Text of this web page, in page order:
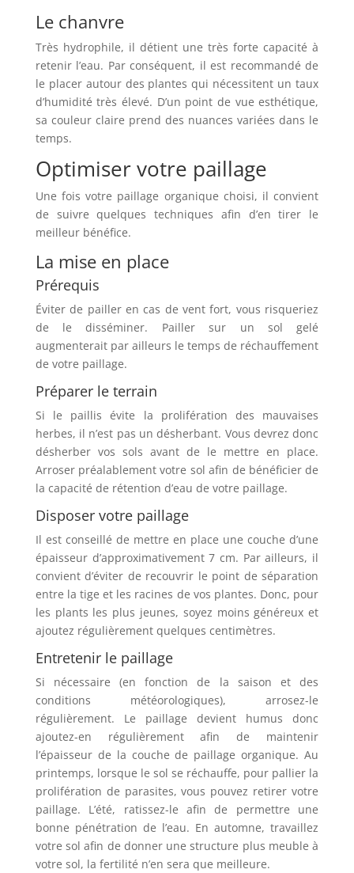
Le chanvre
Très hydrophile, il détient une très forte capacité à
retenir l’eau. Par conséquent, il est recommandé de
le placer autour des plantes qui nécessitent un taux
d’humidité très élevé. D’un point de vue esthétique,
sa couleur claire prend des nuances variées dans le
temps.
Optimiser votre paillage
Une fois votre paillage organique choisi, il convient
de suivre quelques techniques afin d’en tirer le
meilleur bénéfice.
La mise en place
Prérequis
Éviter de pailler en cas de vent fort, vous risqueriez
de le disséminer. Pailler sur un sol gelé
augmenterait par ailleurs le temps de réchauffement
de votre paillage.
Préparer le terrain
Si le paillis évite la prolifération des mauvaises
herbes, il n’est pas un désherbant. Vous devrez donc
désherber vos sols avant de le mettre en place.
Arroser préalablement votre sol afin de bénéficier de
la capacité de rétention d’eau de votre paillage.
Disposer votre paillage
Il est conseillé de mettre en place une couche d’une
épaisseur d’approximativement 7 cm. Par ailleurs, il
convient d’éviter de recouvrir le point de séparation
entre la tige et les racines de vos plantes. Donc, pour
les plants les plus jeunes, soyez moins généreux et
ajoutez régulièrement quelques centimètres.
Entretenir le paillage
Si nécessaire (en fonction de la saison et des
conditions météorologiques), arrosez-le
régulièrement. Le paillage devient humus donc
ajoutez-en régulièrement afin de maintenir
l’épaisseur de la couche de paillage organique. Au
printemps, lorsque le sol se réchauffe, pour pallier la
prolifération de parasites, vous pouvez retirer votre
paillage. L’été, ratissez-le afin de permettre une
bonne pénétration de l’eau. En automne, travaillez
votre sol afin de donner une structure plus meuble à
votre sol, la fertilité n’en sera que meilleure.